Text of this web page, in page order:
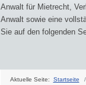
Anwalt für Mietrecht,
Anwalt sowie eine
Sie auf den folgenden
Aktuelle Seite: Startseite